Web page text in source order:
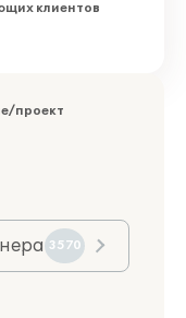
клиентов
проект
3570